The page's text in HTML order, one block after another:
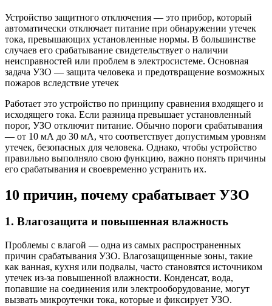
Устройство защитного отключения — это прибор, который
автоматически отключает питание при обнаружении утечек
тока, превышающих установленные нормы. В большинстве
случаев его срабатывание свидетельствует о наличии
неисправностей или проблем в электросистеме. Основная
задача УЗО — защита человека и предотвращение возможных
пожаров вследствие утечек
Работает это устройство по принципу сравнения входящего и
исходящего тока. Если разница превышает установленный
порог, УЗО отключит питание. Обычно пороги срабатывания
— от 10 мА до 30 мА, что соответствует допустимым уровням
утечек, безопасных для человека. Однако, чтобы устройство
правильно выполняло свою функцию, важно понять причины
его срабатывания и своевременно устранить их.
10 причин, почему срабатывает УЗО
1. Влагозащита и повышенная влажность
Проблемы с влагой — одна из самых распространенных
причин срабатывания УЗО. Влагозащищенные зоны, такие
как ванная, кухня или подвалы, часто становятся источником
утечек из-за повышенной влажности. Конденсат, вода,
попавшие на соединения или электрооборудование, могут
вызвать микроутечки тока, которые и фиксирует УЗО.